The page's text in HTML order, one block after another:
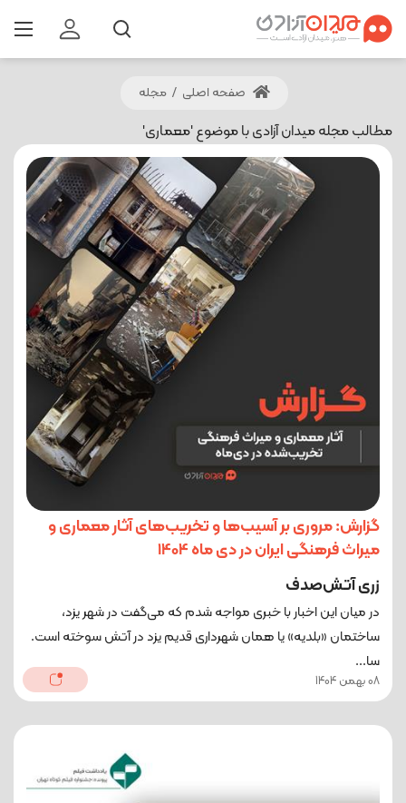
صفحه اصلی / مجله
مطالب مجله میدان آزادی با موضوع 'معماری'
گزارش: مروری بر آسیب‌ها و تخریب‌های آثار معماری و
میراث فرهنگی ایران در دی ماه 1404
زری آتش‌صدف
در میان این اخبار با خبری مواجه شدم که می‌گفت در شهر یزد،
ساختمان «بلدیه»‌ یا همان شهرداری قدیم یزد در آتش سوخته است.
سا...
08 بهمن 1404